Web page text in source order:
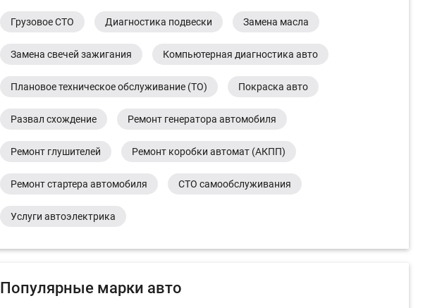
Грузовое СТО Диагностика подвески Замена масла
Замена свечей зажигания Компьютерная диагностика авто
Плановое техническое обслуживание (ТО) Покраска авто
Развал схождение Ремонт генератора автомобиля
Ремонт глушителей Ремонт коробки автомат (АКПП)
Ремонт стартера автомобиля СТО самообслуживания
Услуги автоэлектрика
Популярные марки авто